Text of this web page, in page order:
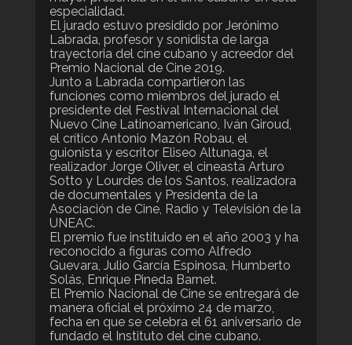
especialidad.
El jurado estuvo presidido por Jerónimo
Labrada, profesor y sonidista de larga
trayectoria del cine cubano y acreedor del
Premio Nacional de Cine 2019.
Junto a Labrada compartieron las
funciones como miembros del jurado el
presidente del Festival Internacional del
Nuevo Cine Latinoamericano, Iván Giroud,
el crítico Antonio Mazón Robau, el
guionista y escritor Eliseo Altunaga, el
realizador Jorge Oliver, el cineasta Arturo
Sotto y Lourdes de los Santos, realizadora
de documentales y Presidenta de la
Asociación de Cine, Radio y Televisión de la
UNEAC.
El premio fue instituido en el año 2003 y ha
reconocido a figuras como Alfredo
Guevara, Julio García Espinosa, Humberto
Solás, Enrique Pineda Barnet.
El Premio Nacional de Cine se entregará de
manera oficial el próximo 24 de marzo,
fecha en que se celebra el 61 aniversario de
fundado el Instituto del cine cubano.